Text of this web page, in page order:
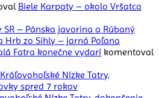
Biele Karpaty – okolo Vršatca
SR – Pánska javorina a Rúbaný
Hrb zo Sihly – jarná Poľana
Fatra konečne vydarí komentoval
Kráľovohoľské Nízke Tatry,
spred 7 rokov